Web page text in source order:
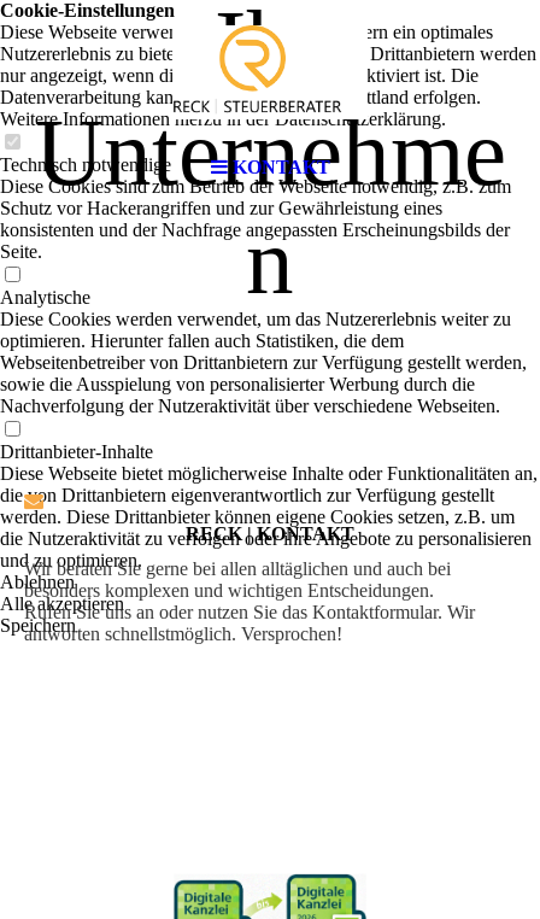
KONTAKT
Ihr
Unternehme
n
RECK | KONTAKT
Wir beraten Sie gerne bei allen alltäglichen und auch bei
besonders komplexen und wichtigen Entscheidungen.
Rufen Sie uns an oder nutzen Sie das Kontaktformular. Wir
antworten schnellstmöglich. Versprochen!
Cookie-Einstellungen
Diese Webseite verwendet Cookies, um Besuchern ein optimales
Nutzererlebnis zu bieten. Bestimmte Inhalte von Drittanbietern werden
nur angezeigt, wenn die entsprechende Option aktiviert ist. Die
Datenverarbeitung kann dann auch in einem Drittland erfolgen.
Weitere Informationen hierzu in der Datenschutzerklärung.
Technisch notwendige
Diese Cookies sind zum Betrieb der Webseite notwendig, z.B. zum
Schutz vor Hackerangriffen und zur Gewährleistung eines
konsistenten und der Nachfrage angepassten Erscheinungsbilds der
Seite.
Analytische
Diese Cookies werden verwendet, um das Nutzererlebnis weiter zu
optimieren. Hierunter fallen auch Statistiken, die dem
Webseitenbetreiber von Drittanbietern zur Verfügung gestellt werden,
sowie die Ausspielung von personalisierter Werbung durch die
Nachverfolgung der Nutzeraktivität über verschiedene Webseiten.
Drittanbieter-Inhalte
Diese Webseite bietet möglicherweise Inhalte oder Funktionalitäten an,
die von Drittanbietern eigenverantwortlich zur Verfügung gestellt
werden. Diese Drittanbieter können eigene Cookies setzen, z.B. um
die Nutzeraktivität zu verfolgen oder ihre Angebote zu personalisieren
und zu optimieren.
Ablehnen
Alle akzeptieren
Speichern